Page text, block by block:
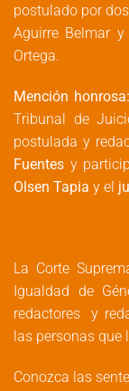
postulado por
Aguirre Belmar
Ortega.
Mención honrosa:
Tribunal de
postulada y
Fuentes y
Olsen Tapia y el
La Corte
Igualdad de
redactores y
las personas que
Conozca las